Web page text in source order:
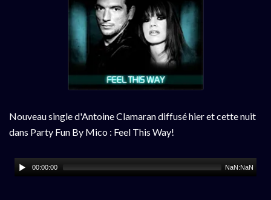
Nouveau single d'Antoine Clamaran diffusé hier et cette nuit
dans Party Fun By Mico : Feel This Way!
00:00:00 NaN:NaN